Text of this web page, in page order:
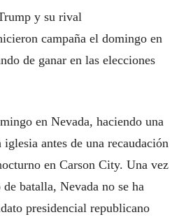
y su rival
campaña el domingo en
de ganar en las elecciones
en Nevada, haciendo una
antes de una recaudación
en Carson City. Una vez
batalla, Nevada no se ha
presidencial republicano